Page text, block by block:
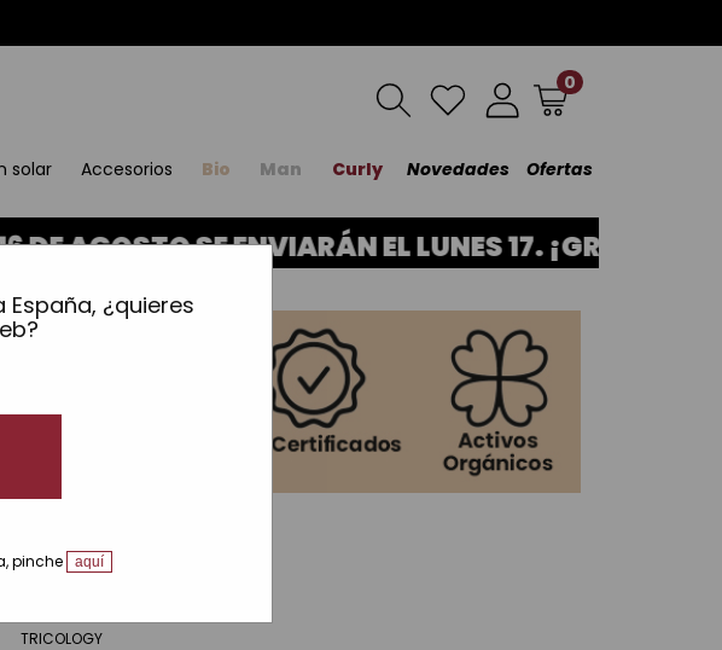
¿quieres
pinche aquí
0
solar Accesorios Bio Man Curly Novedades Ofertas
SE ENVIARÁN EL LUNES 17. ¡GRACIAS POR
TRICOLOGY